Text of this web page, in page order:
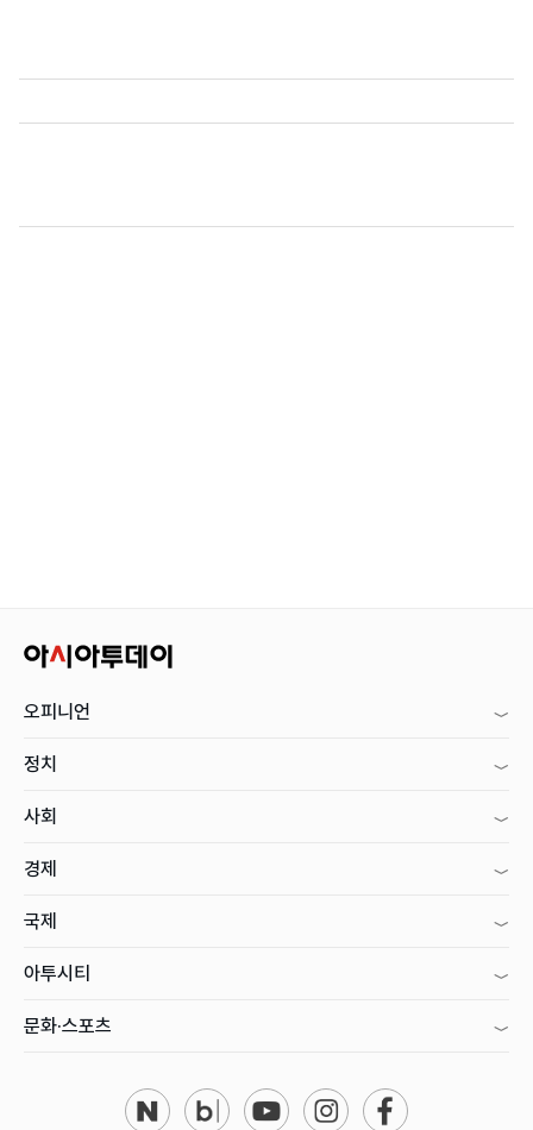
오피니언
정치
사회
경제
국제
아투시티
문화·스포츠